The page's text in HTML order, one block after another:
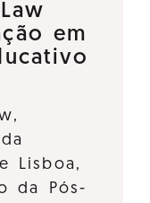
em
Lisboa,
da Pós-